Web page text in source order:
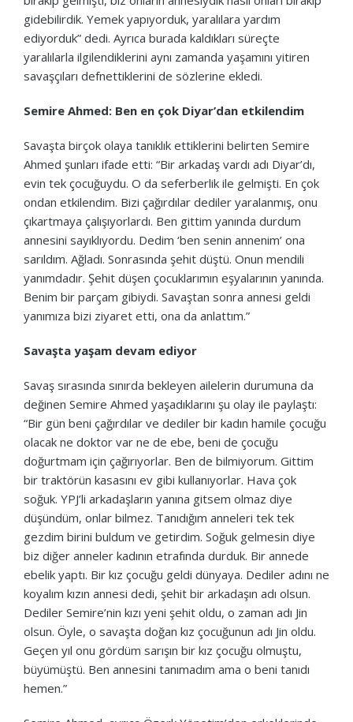
gidebilirdik. Yemek yapıyorduk, yaralılara yardım
ediyorduk” dedi. Ayrıca burada kaldıkları süreçte
yaralılarla ilgilendiklerini aynı zamanda yaşamını yitiren
savaşçıları defnettiklerini de sözlerine ekledi.
Semire Ahmed: Ben en çok Diyar’dan etkilendim
Savaşta birçok olaya tanıklık ettiklerini belirten Semire
Ahmed şunları ifade etti: “Bir arkadaş vardı adı Diyar’dı,
evin tek çocuğuydu. O da seferberlik ile gelmişti. En çok
ondan etkilendim. Bizi çağırdılar dediler yaralanmış, onu
çıkartmaya çalışıyorlardı. Ben gittim yanında durdum
annesini sayıklıyordu. Dedim ‘ben senin annenim’ ona
sarıldım. Ağladı. Sonrasında şehit düştü. Onun mendili
yanımdadır. Şehit düşen çocuklarımın eşyalarının yanında.
Benim bir parçam gibiydi. Savaştan sonra annesi geldi
yanımıza bizi ziyaret etti, ona da anlattım.”
Savaşta yaşam devam ediyor
Savaş sırasında sınırda bekleyen ailelerin durumuna da
değinen Semire Ahmed yaşadıklarını şu olay ile paylaştı:
“Bir gün beni çağırdılar ve dediler bir kadın hamile çocuğu
olacak ne doktor var ne de ebe, beni de çocuğu
doğurtmam için çağırıyorlar. Ben de bilmiyorum. Gittim
bir traktörün kasasını ev gibi kullanıyorlar. Hava çok
soğuk. YPJ’li arkadaşların yanına gitsem olmaz diye
düşündüm, onlar bilmez. Tanıdığım anneleri tek tek
gezdim birini buldum ve getirdim. Soğuk gelmesin diye
biz diğer anneler kadının etrafında durduk. Bir annede
ebelik yaptı. Bir kız çocuğu geldi dünyaya. Dediler adını ne
koyalım kızın annesi dedi, şehit bir arkadaşın adı olsun.
Dediler Semire’nin kızı yeni şehit oldu, o zaman adı Jin
olsun. Öyle, o savaşta doğan kız çocuğunun adı Jin oldu.
Geçen yıl onu gördüm sarışın bir kız çocuğu olmuştu,
büyümüştü. Ben annesini tanımadım ama o beni tanıdı
hemen.”